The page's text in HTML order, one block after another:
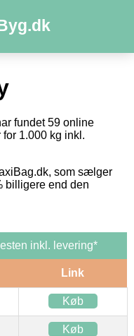
fundet 59 online
1.000 kg inkl.
som sælger
billigere end den
inkl. levering*
Link
Køb
Køb